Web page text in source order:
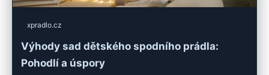
xpradlo.cz
Výhody sad dětského spodního prádla:
Pohodlí a úspory